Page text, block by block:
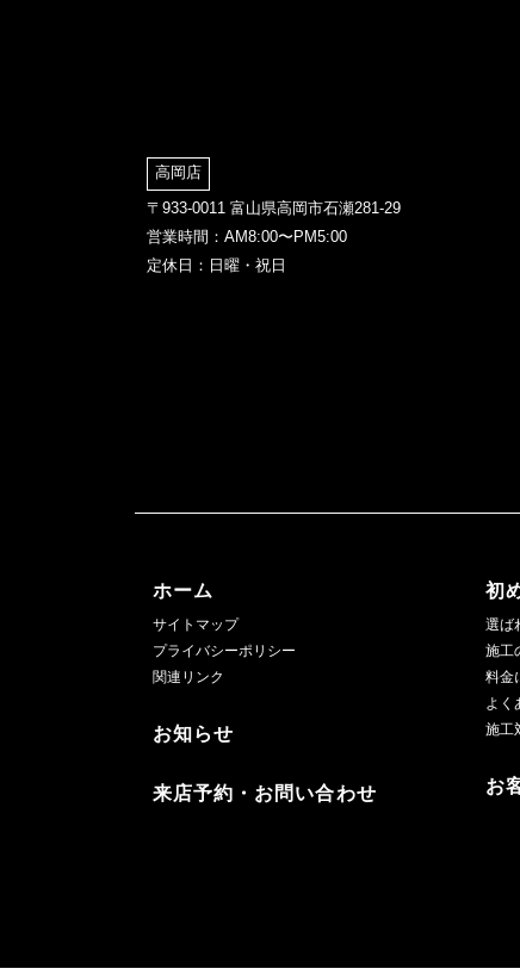
高岡店
〒933-0011 富山県高岡市石瀬281-29
営業時間：AM8:00〜PM5:00
定休日：日曜・祝日
ホーム
サイトマップ
プライバシーポリシー
関連リンク
お知らせ
来店予約・お問い合わせ
初
選ば
施工
料金
よく
施工
お